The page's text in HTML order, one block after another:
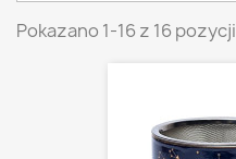
Pokazano 1-16 z 16 pozycji